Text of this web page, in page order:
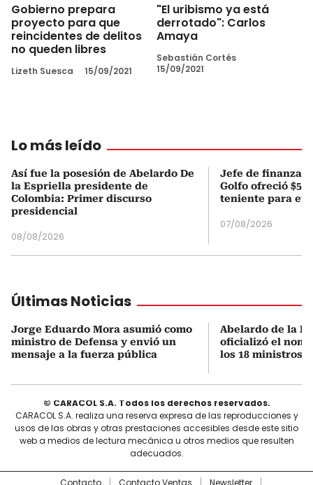
Gobierno prepara
proyecto para que
reincidentes de delitos
no queden libres
Lizeth Suesca 15/09/2021
"El uribismo ya está
derrotado": Carlos
Amaya
Sebastián Cortés
15/09/2021
Lo más leído
Así fue la posesión de Abelardo De
la Espriella presidente de
Colombia: Primer discurso
presidencial
08/08/2026
Jefe de finanzas
Golfo ofreció
teniente para
07/08/2026
Últimas Noticias
Jorge Eduardo Mora asumió como
ministro de Defensa y envió un
mensaje a la fuerza pública
Abelardo de la
oficializó el
los 18 ministros
© CARACOL S.A. Todos los derechos reservados.
CARACOL S.A. realiza una reserva expresa de las reproducciones y
usos de las obras y otras prestaciones accesibles desde este sitio
web a medios de lectura mecánica u otros medios que resulten
adecuados.
Contacto Contacto Ventas Newsletter